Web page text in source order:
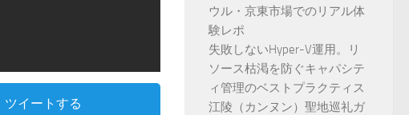
ツイートする
ウル・京東市場でのリアル体
験レポ
失敗しないHyper-V運用。リ
ソース枯渇を防ぐキャパシテ
ィ管理のベストプラクティス
江陵（カンヌン）聖地巡礼ガ